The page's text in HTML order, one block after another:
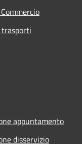
appuntamento
disservizio